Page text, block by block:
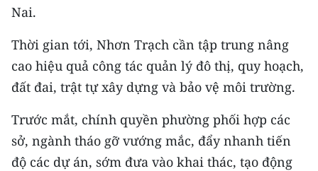
Nai.
Thời gian tới, Nhơn Trạch cần tập trung nâng
cao hiệu quả công tác quản lý đô thị, quy hoạch,
đất đai, trật tự xây dựng và bảo vệ môi trường.
Trước mắt, chính quyền phường phối hợp các
sở, ngành tháo gỡ vướng mắc, đẩy nhanh tiến
độ các dự án, sớm đưa vào khai thác, tạo động